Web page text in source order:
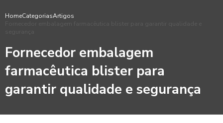
HomeCategoriasArtigos
Fornecedor embalagem farmacêutica blister para garantir qualidade e
segurança
Fornecedor embalagem
farmacêutica blister para
garantir qualidade e segurança